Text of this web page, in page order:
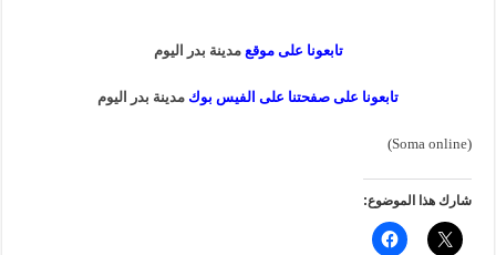
تابعونا على موقع مدينة بدر اليوم
تابعونا على صفحتنا على الفيس بوك مدينة بدر اليوم
(
Soma online
)
شارك هذا الموضوع: